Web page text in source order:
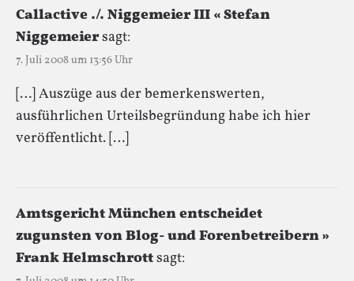
Callactive ./. Niggemeier III « Stefan
Niggemeiersagt:
7. Juli 2008 um 13:56 Uhr
[…] Auszüge aus der bemerkenswerten,
ausführlichen Urteilsbegründung habe ich hier
veröffentlicht. […]
Amtsgericht München entscheidet
zugunsten von Blog- und Forenbetreibern »
Frank Helmschrottsagt: